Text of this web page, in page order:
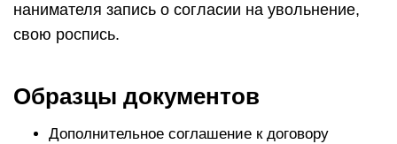
нанимателя запись о согласии на увольнение,
свою роспись.
Образцы документов
Дополнительное соглашение к договору